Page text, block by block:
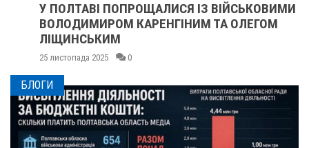
У ПОЛТАВІ ПОПРОЩАЛИСЯ ІЗ ВІЙСЬКОВИМИ
ВОЛОДИМИРОМ КАРЕНГІНИМ ТА ОЛЕГОМ
ЛІЩИНСЬКИМ
25 листопада 2025 0
БЛОГИ